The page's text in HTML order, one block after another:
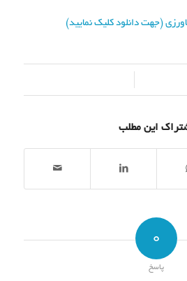
(جهت دانلود کلیک نمایید)
این مطلب
0
پاسخ